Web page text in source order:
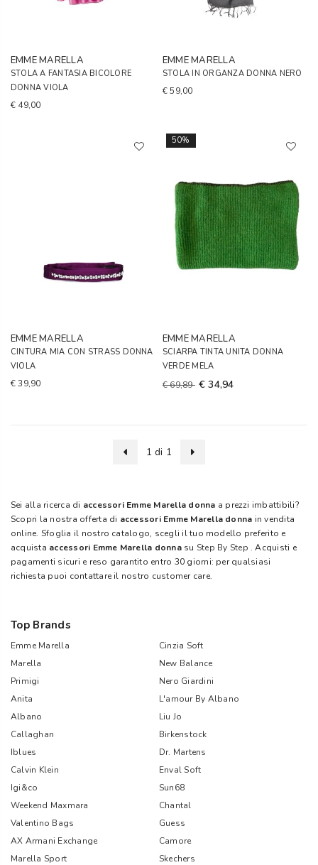
EMME MARELLA
STOLA A FANTASIA BICOLORE
DONNA VIOLA
€ 49,00
EMME MARELLA
STOLA IN ORGANZA DONNA NERO
€ 59,00
EMME MARELLA
CINTURA MIA CON STRASS DONNA
VIOLA
€ 39,90
50%
EMME MARELLA
SCIARPA TINTA UNITA DONNA
VERDE MELA
€ 69,89 € 34,94
1 di 1
Sei alla ricerca di accessori Emme Marella donna a prezzi imbattibili?
Scopri la nostra offerta di accessori Emme Marella donna in vendita
online. Sfoglia il nostro catalogo, scegli il tuo modello preferito e
acquista accessori Emme Marella donna su Step By Step . Acquisti e
pagamenti sicuri e reso garantito entro 30 giorni: per qualsiasi
richiesta puoi contattare il nostro customer care.
Top Brands
Emme Marella
Cinzia Soft
Marella
New Balance
Primigi
Nero Giardini
Anita
L'amour By Albano
Albano
Liu Jo
Callaghan
Birkenstock
Iblues
Dr. Martens
Calvin Klein
Enval Soft
Igi&co
Sun68
Weekend Maxmara
Chantal
Valentino Bags
Guess
AX Armani Exchange
Camore
Marella Sport
Skechers